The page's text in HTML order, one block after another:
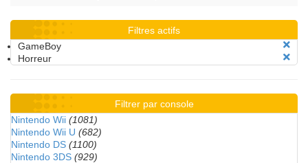
Filtres actifs
GameBoy
Horreur
Filtrer par console
Nintendo Wii (1081)
Nintendo Wii U (682)
Nintendo DS (1100)
Nintendo 3DS (929)